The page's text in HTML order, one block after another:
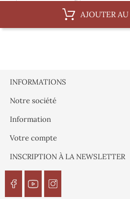
Unité, 6 x 80 mm Unité, 6 x 100
AJOUTER
INFORMATIONS
Notre société
Information
Votre compte
INSCRIPTION À LA NEWSLETTER